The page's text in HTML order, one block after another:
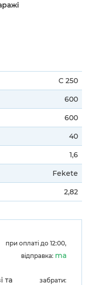
C 250
600
600
40
1,6
Fekete
2,82
при оплаті до 12:00,
відправка: ma
та
забрати: